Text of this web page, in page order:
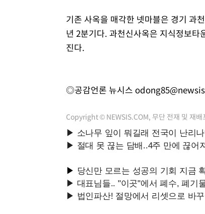
기존 사옥을 매각한 넷마블은 경기 과
년 2분기다. 과천신사옥은 지식정보
진다.
◎공감언론 뉴시스
Copyright © NEWSIS.COM, 무단 전재 및 재배